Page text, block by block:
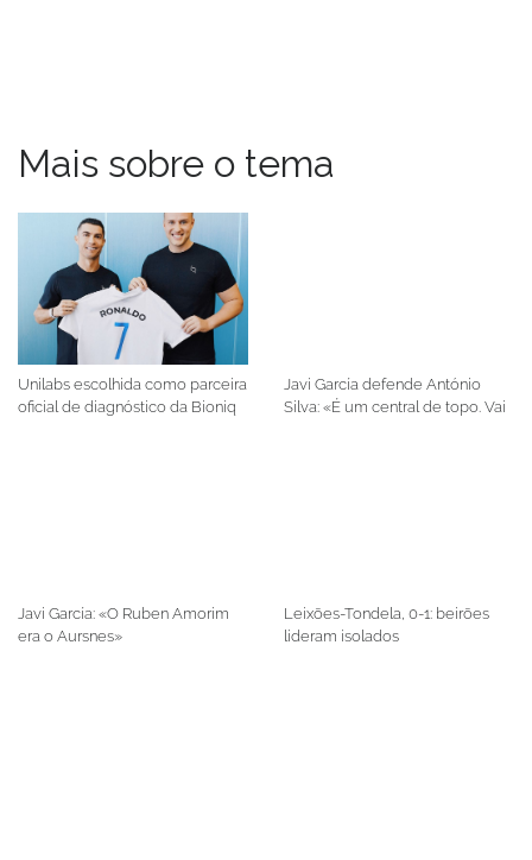
Mais sobre o tema
Unilabs escolhida como parceira
oficial de diagnóstico da Bioniq
Javi García defende António
Silva: «É um central de topo. Vai
Javi García: «O Ruben Amorim
era o Aursnes»
Leixões-Tondela, 0-1: beirões
lideram isolados